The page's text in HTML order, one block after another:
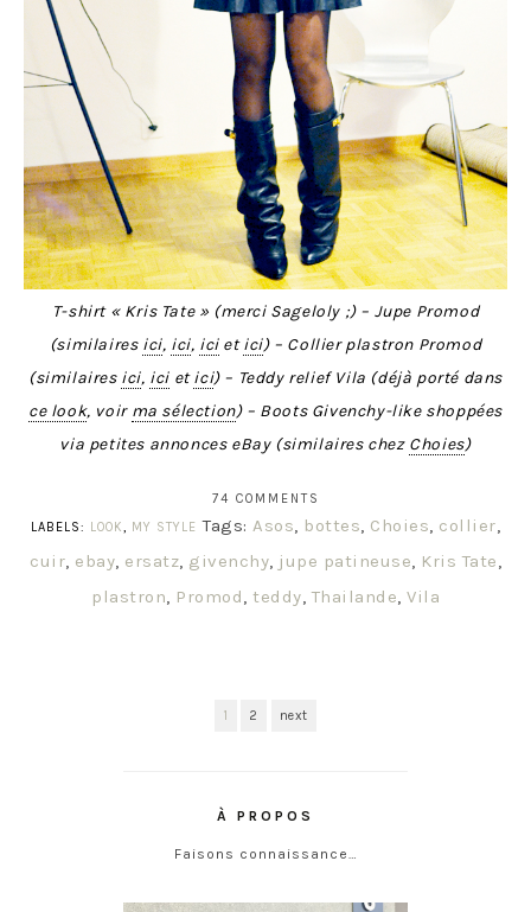
T-shirt « Kris Tate » (merci Sageloly ;) – Jupe Promod
(similaires ici, ici, icietici) – Collier plastron Promod
(similaires ici, ici etici) – Teddy relief Vila (déjà porté dans
ce look, voir ma sélection) – Boots Givenchy-like shoppées
via petites annonces eBay (similaires chez Choies)
74 COMMENTS
LABELS:
LOOK, MY STYLE Tags: Asos, bottes, Choies, collier,
cuir, ebay, ersatz, givenchy, jupe patineuse, Kris Tate,
plastron, Promod, teddy, Thailande, Vila
1 2 next
À PROPOS
Faisons connaissance…